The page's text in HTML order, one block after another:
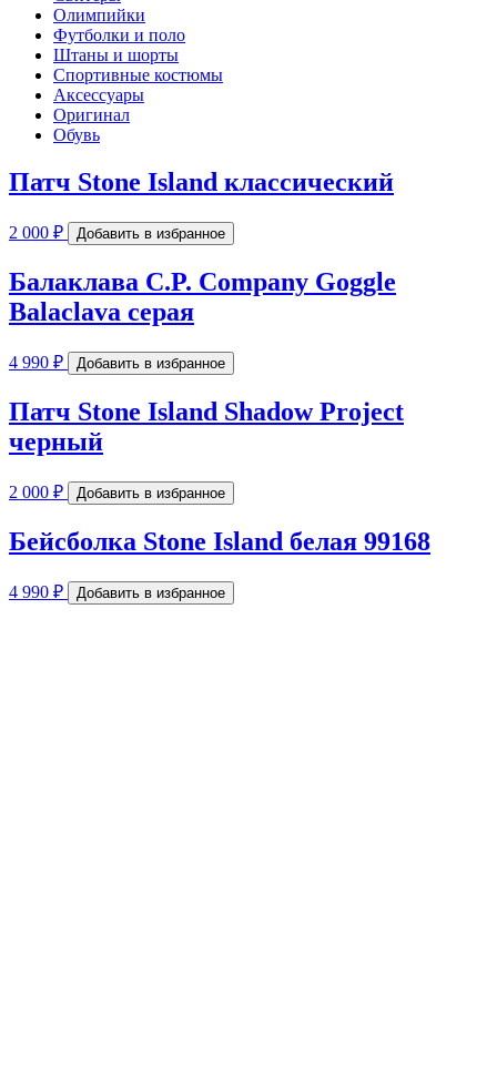
Олимпийки
Футболки и поло
Штаны и шорты
Спортивные костюмы
Аксессуары
Оригинал
Обувь
Патч Stone Island классический
2 000 ₽ Добавить в избранное
Балаклава C.P. Company Goggle
Balaclava серая
4 990 ₽ Добавить в избранное
Патч Stone Island Shadow Project
черный
2 000 ₽ Добавить в избранное
Бейсболка Stone Island белая 99168
4 990 ₽ Добавить в избранное